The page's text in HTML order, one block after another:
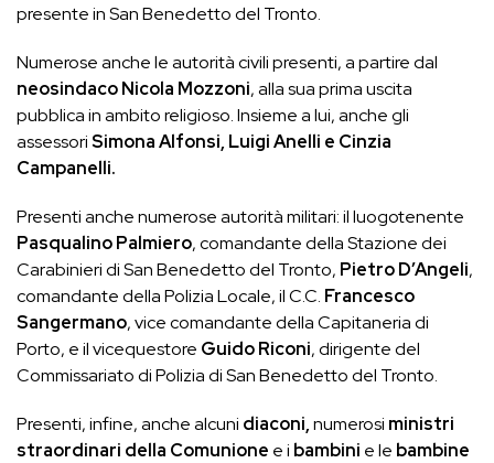
presente in San Benedetto del Tronto.
Numerose anche le autorità civili presenti, a partire dal
neosindaco Nicola Mozzoni, alla sua prima uscita
pubblica in ambito religioso. Insieme a lui, anche gli
assessoriSimona Alfonsi, Luigi Anelli e Cinzia
Campanelli.
Presenti anche numerose autorità militari: il luogotenente
Pasqualino Palmiero, comandante della Stazione dei
Carabinieri di San Benedetto del Tronto, Pietro D’Angeli,
comandante della Polizia Locale, il C.C. Francesco
Sangermano, vice comandante della Capitaneria di
Porto, e il vicequestore Guido Riconi, dirigente del
Commissariato di Polizia di San Benedetto del Tronto.
Presenti, infine, anche alcuni diaconi,numerosi ministri
straordinari della Comunione e i bambini e le bambine